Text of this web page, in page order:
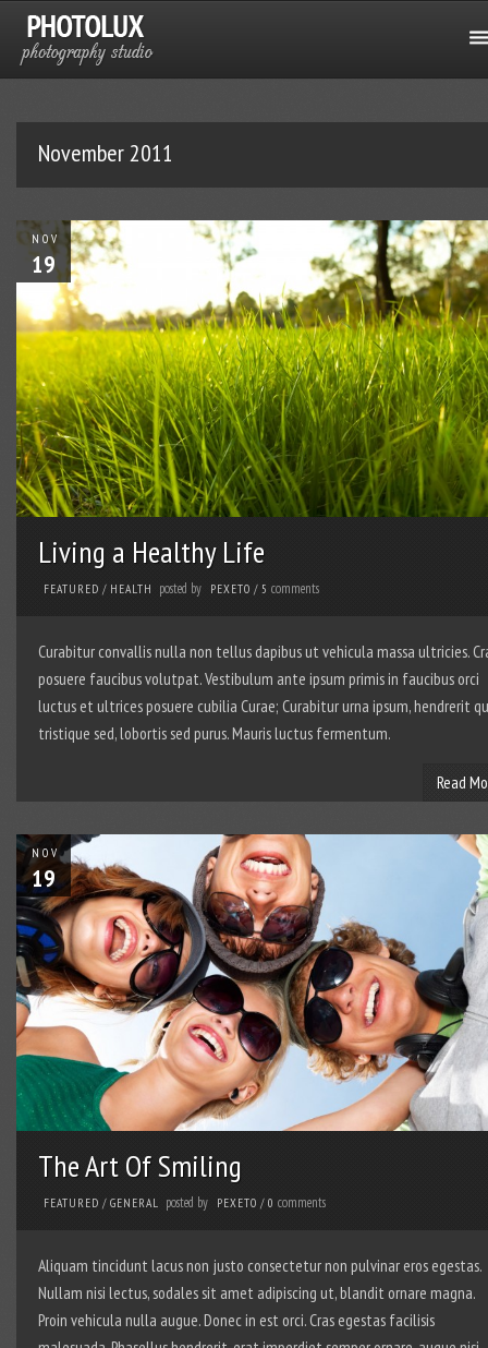
November 2011
NOV
19
Living a Healthy Life
FEATURED / HEALTH posted by PEXETO / 5 comments
Curabitur convallis nulla non tellus dapibus ut vehicula massa ultricies.
posuere faucibus volutpat. Vestibulum ante ipsum primis in faucibus orci
luctus et ultrices posuere cubilia Curae; Curabitur urna ipsum, hendrerit
tristique sed, lobortis sed purus. Mauris luctus fermentum.
Read
NOV
19
The Art Of Smiling
FEATURED / GENERAL posted by PEXETO / 0 comments
Aliquam tincidunt lacus non justo consectetur non pulvinar eros egestas.
Nullam nisi lectus, sodales sit amet adipiscing ut, blandit ornare magna.
Proin vehicula nulla augue. Donec in est orci. Cras egestas facilisis